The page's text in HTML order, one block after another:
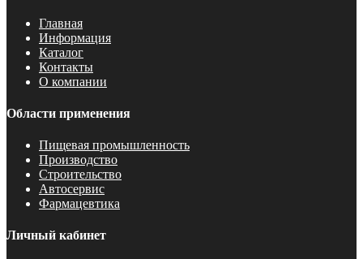
Главная
Информация
Каталог
Контакты
О компании
Области применения
Пищевая промышленность
Производство
Строительство
Автосервис
Фармацевтика
Личный кабинет